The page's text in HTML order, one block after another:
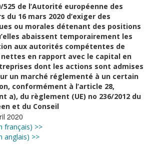
525 de l’Autorité européenne des
du 16 mars 2020 d’exiger des
ou morales détenant des positions
abaissent temporairement les
aux autorités compétentes de
en rapport avec le capital en
dont les actions sont admises
un marché réglementé à un certain
conformément à l’article 28,
a), du règlement (UE) no 236/2012 du
et du Conseil
2020
français) >>
anglais) >>